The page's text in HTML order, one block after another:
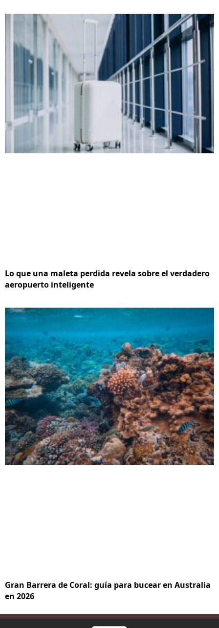
Lo que una maleta perdida revela sobre el verdadero
aeropuerto inteligente
Gran Barrera de Coral: guía para bucear en Australia
en 2026